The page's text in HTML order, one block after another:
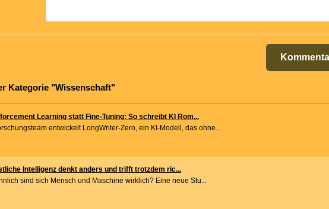
Kategorie "Wissenschaft"
Learning statt Fine-Tuning: So schreibt KI Rom...
entwickelt LongWriter-Zero, ein KI-Modell, das ohne...
Intelligenz denkt anders und trifft trotzdem ric...
sind sich Mensch und Maschine wirklich? Eine neue Stu...